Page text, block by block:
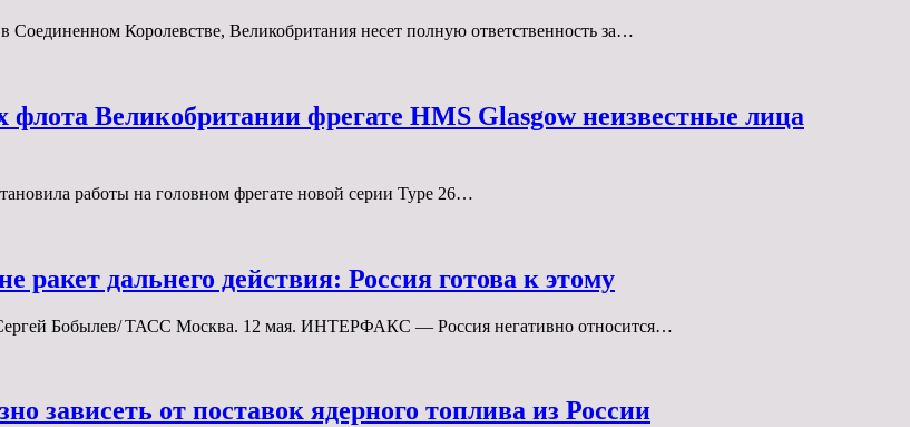
Королевстве, Великобритания несет полную ответственность за…
Великобритании фрегате HMS Glasgow неизвестные лица
работы на головном фрегате новой серии Type 26…
дальнего действия: Россия готова к этому
Бобылев/ ТАСС Москва. 12 мая. ИНТЕРФАКС — Россия негативно относится…
зависеть от поставок ядерного топлива из России